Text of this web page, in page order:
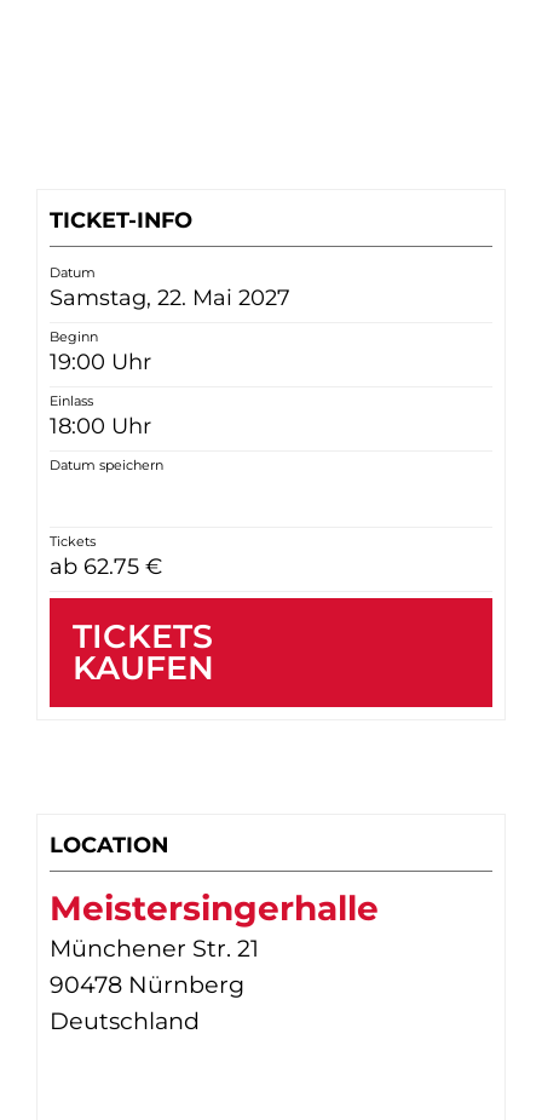
TICKET-INFO
Datum
Samstag, 22. Mai 2027
Beginn
19:00 Uhr
Einlass
18:00 Uhr
Datum speichern
Tickets
ab 62.75 €
TICKETS
KAUFEN
LOCATION
Meistersingerhalle
Münchener Str. 21
90478 Nürnberg
Deutschland